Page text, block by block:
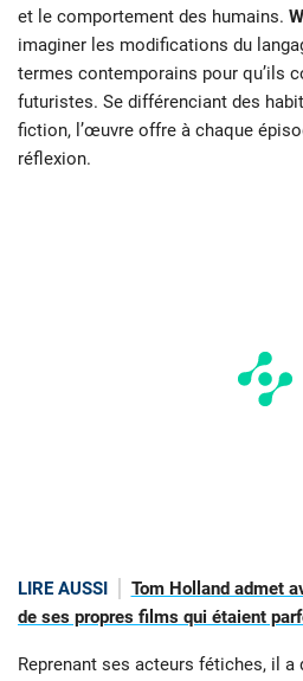
et le comportement des humains.
imaginer les modifications du
termes contemporains pour qu’ils
futuristes. Se différenciant des
fiction, l’œuvre offre à chaque
réflexion.
LIRE AUSSI
Tom Holland admet
de ses propres films qui étaient
Reprenant ses acteurs fétiches, il